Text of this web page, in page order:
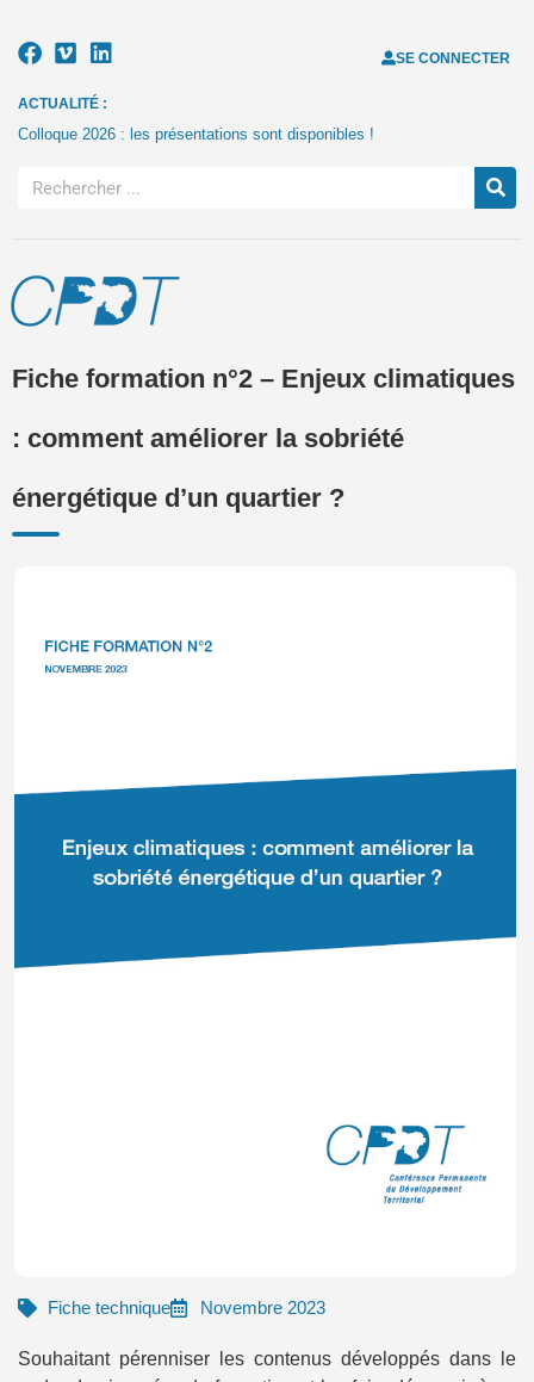
SE CONNECTER
ACTUALITÉ :
Colloque 2026 : les présentations sont disponibles !
Fiche formation n°2 – Enjeux climatiques
: comment améliorer la sobriété
énergétique d’un quartier ?
Fiche technique Novembre 2023
Souhaitant pérenniser les contenus développés dans le